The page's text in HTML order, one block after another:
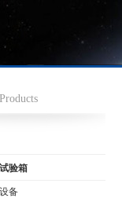
Products
验箱
备